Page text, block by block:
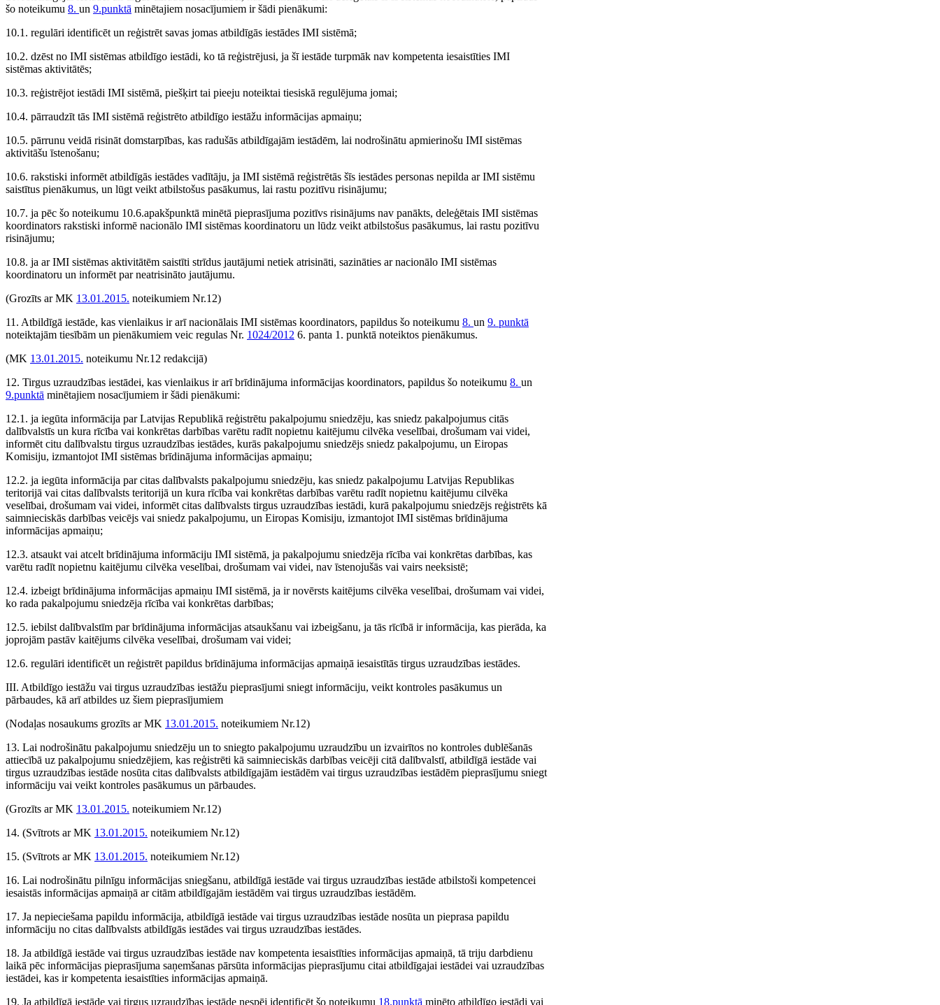
šo noteikumu 8. un 9.punktā minētajiem nosacījumiem ir šādi pienākumi:
10.1. regulāri identificēt un reģistrēt savas jomas atbildīgās iestādes IMI sistēmā;
10.2. dzēst no IMI sistēmas atbildīgo iestādi, ko tā reģistrējusi, ja šī iestāde turpmāk nav kompetenta iesaistīties IMI
sistēmas aktivitātēs;
10.3. reģistrējot iestādi IMI sistēmā, piešķirt tai pieeju noteiktai tiesiskā regulējuma jomai;
10.4. pārraudzīt tās IMI sistēmā reģistrēto atbildīgo iestāžu informācijas apmaiņu;
10.5. pārrunu veidā risināt domstarpības, kas radušās atbildīgajām iestādēm, lai nodrošinātu apmierinošu IMI sistēmas
aktivitāšu īstenošanu;
10.6. rakstiski informēt atbildīgās iestādes vadītāju, ja IMI sistēmā reģistrētās šīs iestādes personas nepilda ar IMI sistēmu
saistītus pienākumus, un lūgt veikt atbilstošus pasākumus, lai rastu pozitīvu risinājumu;
10.7. ja pēc šo noteikumu 10.6.apakšpunktā minētā pieprasījuma pozitīvs risinājums nav panākts, deleģētais IMI sistēmas
koordinators rakstiski informē nacionālo IMI sistēmas koordinatoru un lūdz veikt atbilstošus pasākumus, lai rastu pozitīvu
risinājumu;
10.8. ja ar IMI sistēmas aktivitātēm saistīti strīdus jautājumi netiek atrisināti, sazināties ar nacionālo IMI sistēmas
koordinatoru un informēt par neatrisināto jautājumu.
(Grozīts ar MK 13.01.2015. noteikumiem Nr.12)
11. Atbildīgā iestāde, kas vienlaikus ir arī nacionālais IMI sistēmas koordinators, papildus šo noteikumu 8. un 9. punktā
noteiktajām tiesībām un pienākumiem veic regulas Nr. 1024/2012 6. panta 1. punktā noteiktos pienākumus.
(MK 13.01.2015. noteikumu Nr.12 redakcijā)
12. Tirgus uzraudzības iestādei, kas vienlaikus ir arī brīdinājuma informācijas koordinators, papildus šo noteikumu 8. un
9.punktā minētajiem nosacījumiem ir šādi pienākumi:
12.1. ja iegūta informācija par Latvijas Republikā reģistrētu pakalpojumu sniedzēju, kas sniedz pakalpojumus citās
dalībvalstīs un kura rīcība vai konkrētas darbības varētu radīt nopietnu kaitējumu cilvēka veselībai, drošumam vai videi,
informēt citu dalībvalstu tirgus uzraudzības iestādes, kurās pakalpojumu sniedzējs sniedz pakalpojumu, un Eiropas
Komisiju, izmantojot IMI sistēmas brīdinājuma informācijas apmaiņu;
12.2. ja iegūta informācija par citas dalībvalsts pakalpojumu sniedzēju, kas sniedz pakalpojumu Latvijas Republikas
teritorijā vai citas dalībvalsts teritorijā un kura rīcība vai konkrētas darbības varētu radīt nopietnu kaitējumu cilvēka
veselībai, drošumam vai videi, informēt citas dalībvalsts tirgus uzraudzības iestādi, kurā pakalpojumu sniedzējs reģistrēts kā
saimnieciskās darbības veicējs vai sniedz pakalpojumu, un Eiropas Komisiju, izmantojot IMI sistēmas brīdinājuma
informācijas apmaiņu;
12.3. atsaukt vai atcelt brīdinājuma informāciju IMI sistēmā, ja pakalpojumu sniedzēja rīcība vai konkrētas darbības, kas
varētu radīt nopietnu kaitējumu cilvēka veselībai, drošumam vai videi, nav īstenojušās vai vairs neeksistē;
12.4. izbeigt brīdinājuma informācijas apmaiņu IMI sistēmā, ja ir novērsts kaitējums cilvēka veselībai, drošumam vai videi,
ko rada pakalpojumu sniedzēja rīcība vai konkrētas darbības;
12.5. iebilst dalībvalstīm par brīdinājuma informācijas atsaukšanu vai izbeigšanu, ja tās rīcībā ir informācija, kas pierāda, ka
joprojām pastāv kaitējums cilvēka veselībai, drošumam vai videi;
12.6. regulāri identificēt un reģistrēt papildus brīdinājuma informācijas apmaiņā iesaistītās tirgus uzraudzības iestādes.
III. Atbildīgo iestāžu vai tirgus uzraudzības iestāžu pieprasījumi sniegt informāciju, veikt kontroles pasākumus un
pārbaudes, kā arī atbildes uz šiem pieprasījumiem
(Nodaļas nosaukums grozīts ar MK 13.01.2015. noteikumiem Nr.12)
13. Lai nodrošinātu pakalpojumu sniedzēju un to sniegto pakalpojumu uzraudzību un izvairītos no kontroles dublēšanās
attiecībā uz pakalpojumu sniedzējiem, kas reģistrēti kā saimnieciskās darbības veicēji citā dalībvalstī, atbildīgā iestāde vai
tirgus uzraudzības iestāde nosūta citas dalībvalsts atbildīgajām iestādēm vai tirgus uzraudzības iestādēm pieprasījumu sniegt
informāciju vai veikt kontroles pasākumus un pārbaudes.
(Grozīts ar MK 13.01.2015. noteikumiem Nr.12)
14. (Svītrots ar MK 13.01.2015. noteikumiem Nr.12)
15. (Svītrots ar MK 13.01.2015. noteikumiem Nr.12)
16. Lai nodrošinātu pilnīgu informācijas sniegšanu, atbildīgā iestāde vai tirgus uzraudzības iestāde atbilstoši kompetencei
iesaistās informācijas apmaiņā ar citām atbildīgajām iestādēm vai tirgus uzraudzības iestādēm.
17. Ja nepieciešama papildu informācija, atbildīgā iestāde vai tirgus uzraudzības iestāde nosūta un pieprasa papildu
informāciju no citas dalībvalsts atbildīgās iestādes vai tirgus uzraudzības iestādes.
18. Ja atbildīgā iestāde vai tirgus uzraudzības iestāde nav kompetenta iesaistīties informācijas apmaiņā, tā triju darbdienu
laikā pēc informācijas pieprasījuma saņemšanas pārsūta informācijas pieprasījumu citai atbildīgajai iestādei vai uzraudzības
iestādei, kas ir kompetenta iesaistīties informācijas apmaiņā.
19. Ja atbildīgā iestāde vai tirgus uzraudzības iestāde nespēj identificēt šo noteikumu 18.punktā minēto atbildīgo iestādi vai